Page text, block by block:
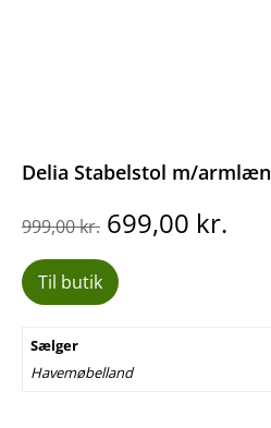
Delia Stabelstol m/
999,00kr. Den
oprindelige
pris
var:
999,00 kr..
699,00 kr.
Til butik
Sælger
Havemøbelland